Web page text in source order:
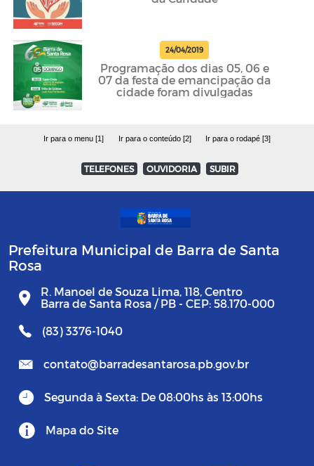
24/04/2019
Programação dos dias 05, 06 e
07 da festa de emancipação da
cidade foram divulgadas
Ir para o menu [1] Ir para o conteúdo [2] Ir para o rodapé [3]
TELEFONES OUVIDORIA SUBIR
Prefeitura Municipal de Barra de Santa
Rosa
R. Manoel de Souza Lima, 118, Centro
Barra de Santa Rosa / PB - CEP: 58.170-000
(83) 3376-1040
contato@barradesantarosa.pb.gov.br
Segunda à Sexta: De 08:00hs às 13:00hs
Mapa do Site